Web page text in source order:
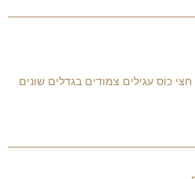
כוס עגילים צמודים בגדלים שונים